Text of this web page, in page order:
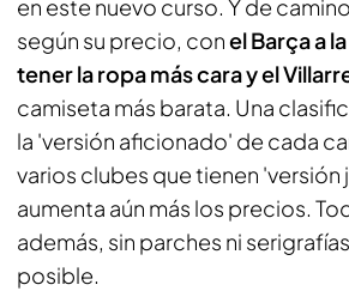
en este nuevo curso. Y de
según su precio, conel Barça a
tener la ropa más cara y el
camiseta más barata. Una
la 'versión aficionado' de cada
varios clubes que tienen 'versión
aumenta aún más los precios.
además, sin parches ni
posible.